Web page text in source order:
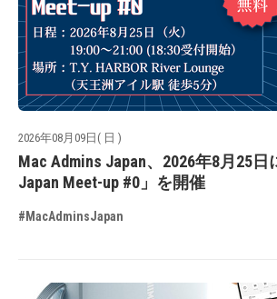
2026年08月09日( 日 )
Mac Admins Japan、2026年8月25日
Japan Meet-up #0」を開催
#MacAdminsJapan